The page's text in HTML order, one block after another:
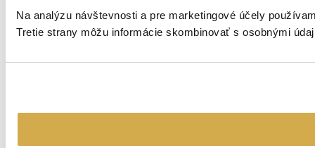
Na analýzu návštevnosti a pre marketingové účely
Tretie strany môžu informácie skombinovať s osobnými